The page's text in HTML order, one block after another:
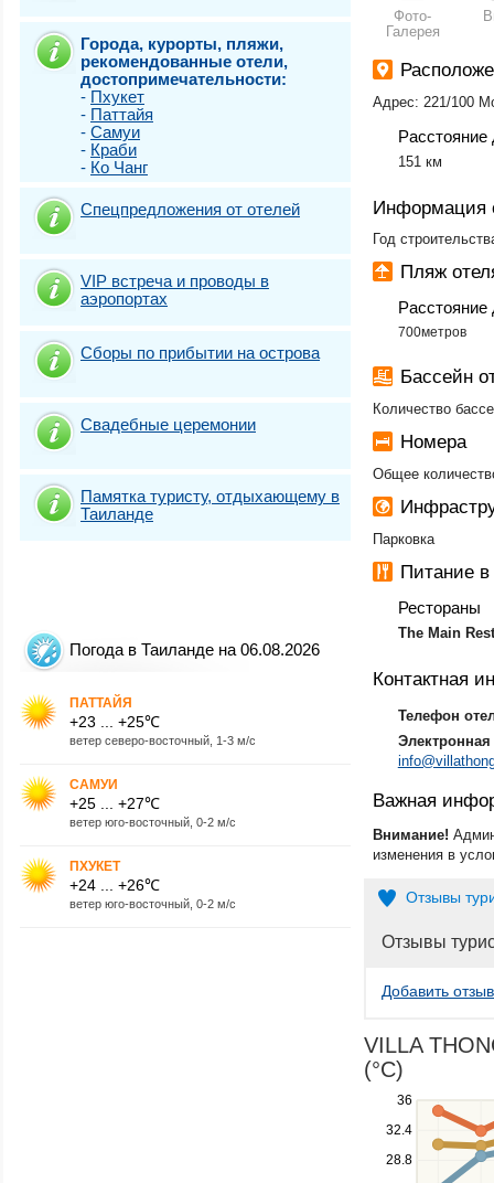
Города, курорты, пляжи,
рекомендованные отели,
достопримечательности:
- Пхукет
- Паттайя
- Самуи
- Краби
- Ко Чанг
Спецпредложения от отелей
VIP встреча и проводы в
аэропортах
Сборы по прибытии на острова
Свадебные церемонии
Памятка туристу, отдыхающему в
Таиланде
Погода в Таиланде на 06.08.2026
ПАТТАЙЯ
+23 ... +25℃
ветер северо-восточный, 1-3 м/с
САМУИ
+25 ... +27℃
ветер юго-восточный, 0-2 м/с
ПХУКЕТ
+24 ... +26℃
ветер юго-восточный, 0-2 м/с
о.Чанг
Фото-
Галерея
Адрес: 221/100
Расстояние
151 км
Информация
Год
Пляж
700метров
Бассейн
Количество
Номера
Общее
Парковка
Питание в
Рестораны
The Main
Контактная
Телефон
Электронная
Важная
Внимание!
изменения в
Отзывы
Отзывы
Добавить отзыв
VILLA
(°C)
28.8
32.4
36
Use
the
and